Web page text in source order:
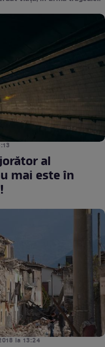
al
mai este în
la 13:24